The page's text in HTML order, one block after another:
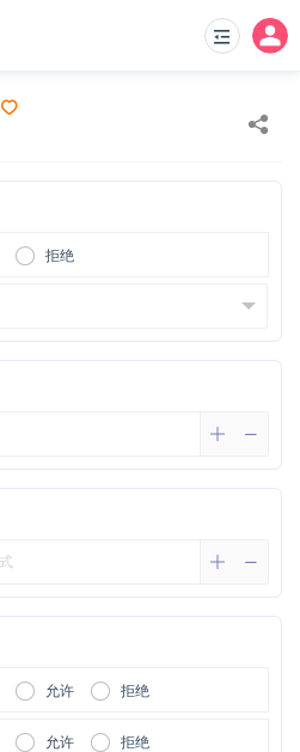
拒绝
允许 拒绝
允许 拒绝